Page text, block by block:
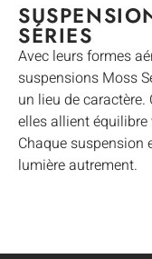
SÉRIES
Avec leurs formes
suspensions Moss
un lieu de
elles allient
Chaque suspension
lumière autrement.